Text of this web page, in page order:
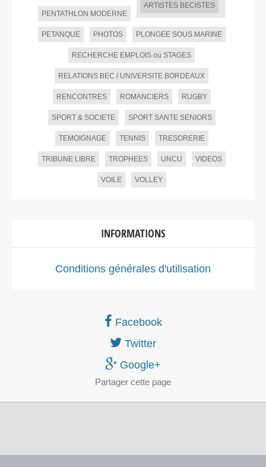
PENTATHLON MODERNE
ARTISTES BECISTES
PETANQUE PHOTOS PLONGEE SOUS MARINE
RECHERCHE EMPLOIS ou STAGES
RELATIONS BEC / UNIVERSITE BORDEAUX
RENCONTRES ROMANCIERS RUGBY
SPORT & SOCIETE SPORT SANTE SENIORS
TEMOIGNAGE TENNIS TRESORERIE
TRIBUNE LIBRE TROPHEES UNCU VIDEOS
VOILE VOLLEY
INFORMATIONS
Conditions générales d'utilisation
Facebook
Twitter
Google+
Partager cette page